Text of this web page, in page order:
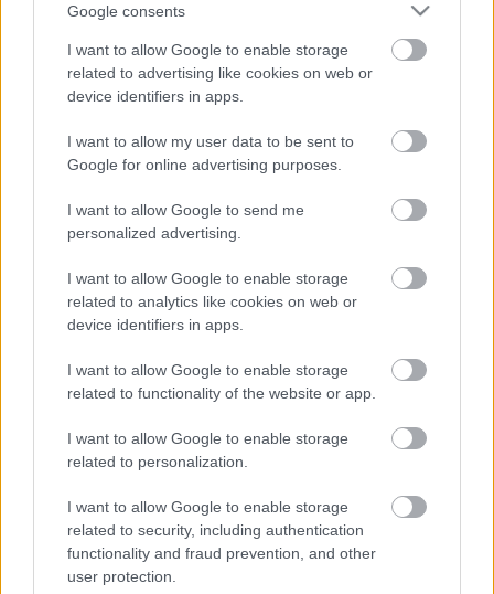
Google consents
I want to allow Google to enable storage
related to advertising like cookies on web or
device identifiers in apps.
I want to allow my user data to be sent to
Google for online advertising purposes.
I want to allow Google to send me
personalized advertising.
I want to allow Google to enable storage
related to analytics like cookies on web or
device identifiers in apps.
I want to allow Google to enable storage
related to functionality of the website or app.
I want to allow Google to enable storage
related to personalization.
I want to allow Google to enable storage
related to security, including authentication
functionality and fraud prevention, and other
user protection.
FIA-val is, de fent kell tartanunk szervező csapatunk
magas színvonalát is. Erre lesz jó az idei Nemzetek
Rallyja. Ez a verseny nem garantálja a vb-naptárba
kerülésünket, de a WRC nem olyan nélkülünk, mint
velünk.”
versenyzőiből álló mezőnyből fog összetevődni.
„Jelenleg egy olimpiai év van, ezért mindenki tudja, hogy
mit jelent a saját nemzet zászlaja alatt versenyezni. –
mondta Gilles Spitaller, a Nemzetek Rallyja menedzsere.
– Ugyanazt a formátumot fogjuk idén használni, mint
2009-ben. Nagyszerű versenyzők jönnek a versenyre, de
ben Xavi Pons és Dani Sola vezette győzelemre
Spanyolországot.”
SOURCE
dirtfish.com
Argentín Rally